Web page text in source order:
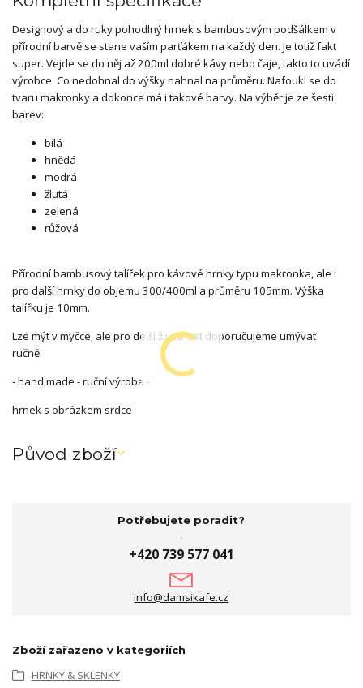
Designový a do ruky pohodlný hrnek s bambusovým podšálkem v
přírodní barvě se stane vaším parťákem na každý den. Je totiž fakt
super. Vejde se do něj až 200ml dobré kávy nebo čaje, takto to uvádí
výrobce. Co nedohnal do výšky nahnal na průměru. Nafoukl se do
tvaru makronky a dokonce má i takové barvy. Na výběr je ze šesti
barev:
bílá
hnědá
modrá
žlutá
zelená
růžová
Přírodní bambusový talířek pro kávové hrnky typu makronka, ale i
pro další hrnky do objemu 300/400ml a průměru 105mm. Výška
talířku je 10mm.
Lze mýt v myčce, ale pro delší životnost doporučujeme umývat
ručně.
- hand made - ruční výroba -
hrnek s obrázkem srdce
Původ zboží
Potřebujete poradit?
+420 739 577 041
info@damsikafe.cz
Zboží zařazeno v kategoriích
HRNKY & SKLENKY